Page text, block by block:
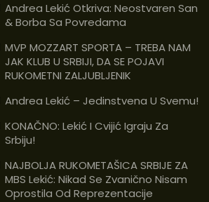
Andrea Lekić Otkriva: Neostvaren San
& Borba Sa Povredama
MVP MOZZART SPORTA – TREBA NAM
JAK KLUB U SRBIJI, DA SE POJAVI
RUKOMETNI ZALJUBLJENIK
Andrea Lekić – Jedinstvena U Svemu!
KONAČNO: Lekić I Cvijić Igraju Za
Srbiju!
NAJBOLJA RUKOMETAŠICA SRBIJE ZA
MBS Lekić: Nikad Se Zvanično Nisam
Oprostila Od Reprezentacije